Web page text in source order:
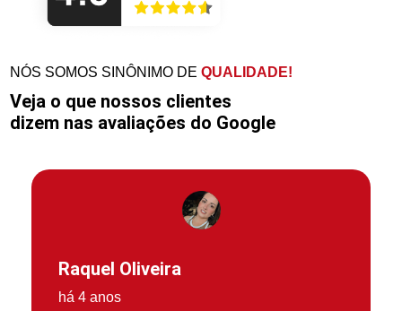
NÓS SOMOS SINÔNIMO DEQUALIDADE!
Veja o que nossos clientes
dizem nas avaliações do Google
Raquel Oliveira
há 4 anos